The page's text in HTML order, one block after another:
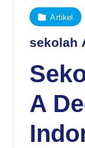
Artikel
sekolah
A